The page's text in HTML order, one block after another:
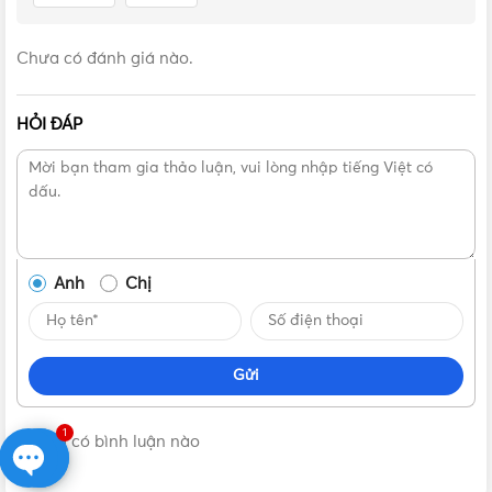
dùng nước bẩn, lẫn sỏi cát làm ảnh hưởng đến độ chính
chất làm đồng hồ chạy không chính xác (nhanh hơn
hoặc chậm hơn bình thường) hoặc không hoạt động cần
đem đồng hồ đi sửa chữa và kiểm tra.
Chưa có đánh giá nào.
HỎI ĐÁP
Anh Chị
Gửi
Không có bình luận nào
1